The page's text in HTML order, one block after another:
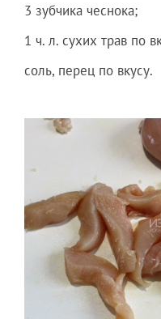
3 зубчика чеснока;
1 ч. л. сухих трав по
соль, перец по вкусу.